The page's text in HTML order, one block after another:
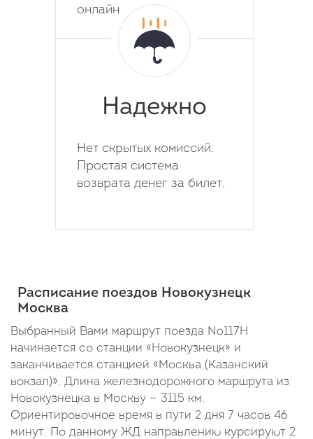
онлайн
Надежно
Нет скрытых комиссий.
Простая система
возврата денег за билет.
Расписание поездов Новокузнецк
Москва
Выбранный Вами маршрут поезда №117Н
начинается со станции «Новокузнецк» и
заканчивается станцией «Москва (Казанский
вокзал)». Длина железнодорожного маршрута из
Новокузнецка в Москву — 3115 км.
Ориентировочное время в пути 2 дня 7 часов 46
минут. По данному ЖД направлению курсируют 2